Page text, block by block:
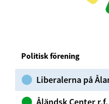
Politisk förening
⬤ Liberalerna på
⬤ Åländsk Center r.f.